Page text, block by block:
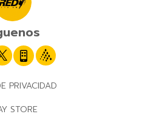
PRIVACIDAD
STORE